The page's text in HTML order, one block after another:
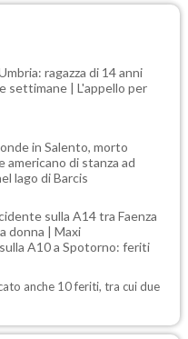
ragazza di 14 anni
settimane | L'appello per
in Salento, morto
americano di stanza ad
lago di Barcis
sulla A14 tra Faenza
donna | Maxi
A10 a Spotorno: feriti
anche 10 feriti, tra cui due